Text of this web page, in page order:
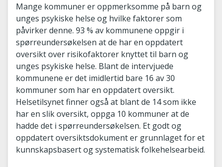
Mange kommuner er oppmerksomme på barn og
unges psykiske helse og hvilke faktorer som
påvirker denne. 93 % av kommunene oppgir i
spørreundersøkelsen at de har en oppdatert
oversikt over risikofaktorer knyttet til barn og
unges psykiske helse. Blant de intervjuede
kommunene er det imidlertid bare 16 av 30
kommuner som har en oppdatert oversikt.
Helsetilsynet finner også at blant de 14 som ikke
har en slik oversikt, oppga 10 kommuner at de
hadde det i spørreundersøkelsen. Et godt og
oppdatert oversiktsdokument er grunnlaget for et
kunnskapsbasert og systematisk folkehelsearbeid.